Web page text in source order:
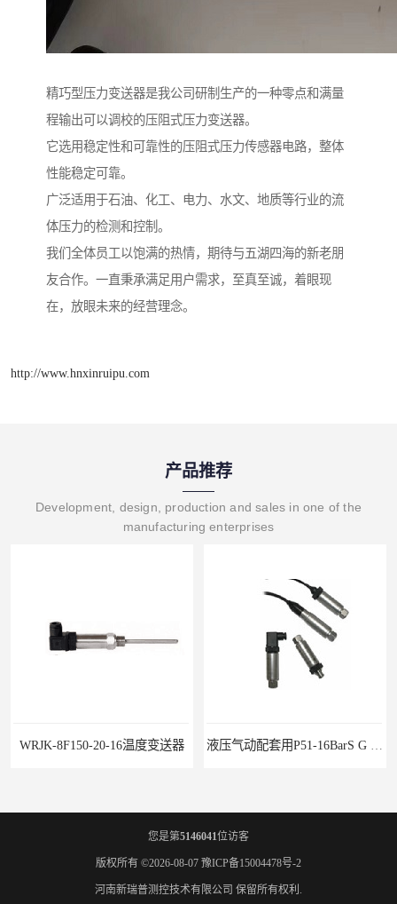
精巧型压力变送器是我公司研制生产的一种零点和满量
程输出可以调校的压阻式压力变送器。
它选用稳定性和可靠性的压阻式压力传感器电路，整体
性能稳定可靠。
广泛适用于石油、化工、电力、水文、地质等行业的流
体压力的检测和控制。
我们全体员工以饱满的热情，期待与五湖四海的新老朋
友合作。一直秉承满足用户需求，至真至诚，着眼现
在，放眼未来的经营理念。
http://www.hnxinruipu.com
产品推荐
Development, design, production and sales in one of the
manufacturing enterprises
WRJK-8F150-20-16温度变送器
您是第5146041位访客
版权所有 ©2026-08-07 豫ICP备15004478号-2
河南新瑞普测控技术有限公司 保留所有权利.